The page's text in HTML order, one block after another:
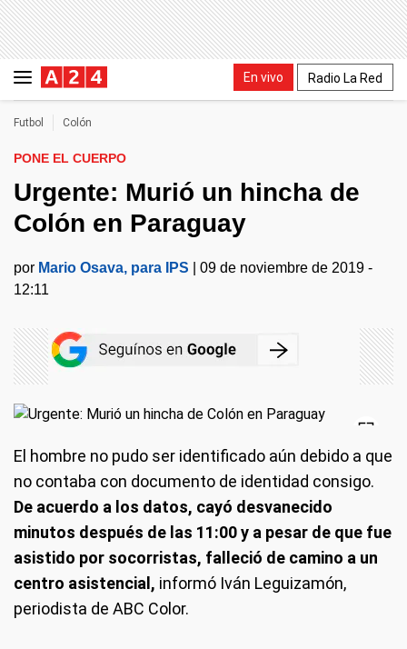
En vivo Radio La Red
Futbol Colón
PONE EL CUERPO
Urgente: Murió un hincha de
Colón en Paraguay
por Mario Osava, para IPS
09 de noviembre de 2019 -
12:11
El hombre no pudo ser identificado aún debido a que
no contaba con documento de identidad consigo.
De acuerdo a los datos, cayó desvanecido
minutos después de las 11:00 y a pesar de que fue
asistido por socorristas, falleció de camino a un
centro asistencial, informó Iván Leguizamón,
periodista de ABC Color.